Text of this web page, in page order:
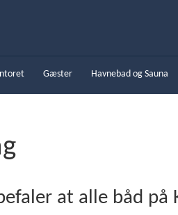
Gæster Havnebad og Sauna
at alle båd på